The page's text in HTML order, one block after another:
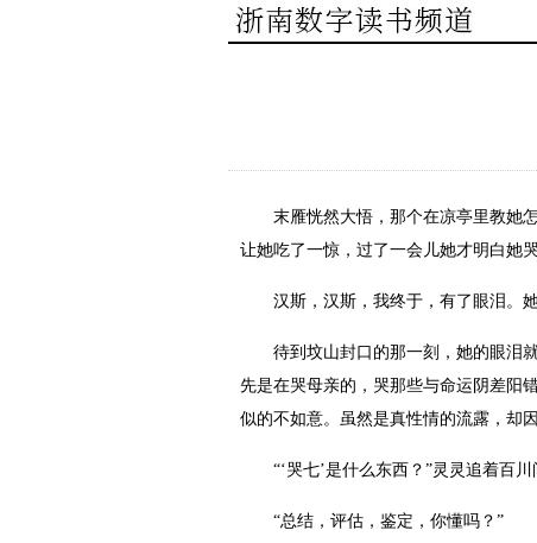
末雁恍然大悟，那个在凉亭里教她怎
让她吃了一惊，过了一会儿她才明白她哭
汉斯，汉斯，我终于，有了眼泪。她
待到坟山封口的那一刻，她的眼泪就
先是在哭母亲的，哭那些与命运阴差阳
似的不如意。虽然是真性情的流露，却
“‘哭七’是什么东西？”灵灵追着百川
“总结，评估，鉴定，你懂吗？”